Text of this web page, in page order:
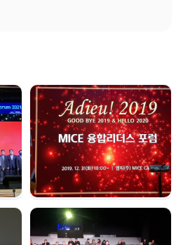
송년회 | 2019. 12. 31